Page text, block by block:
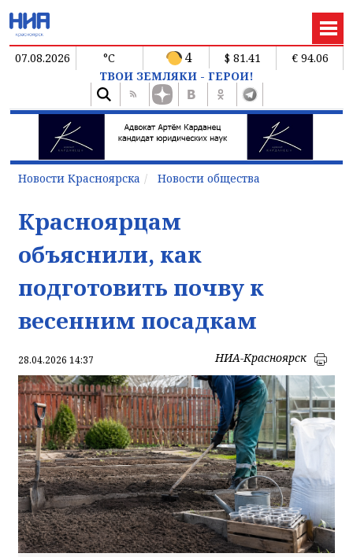
07.08.2026 °C 4 $ 81.41
€ 94.06
ТВОИ ЗЕМЛЯКИ - ГЕРОИ!
Новости Красноярска Новости общества
Красноярцам
объяснили, как
подготовить почву к
весенним посадкам
28.04.2026 14:37 НИА-Красноярск